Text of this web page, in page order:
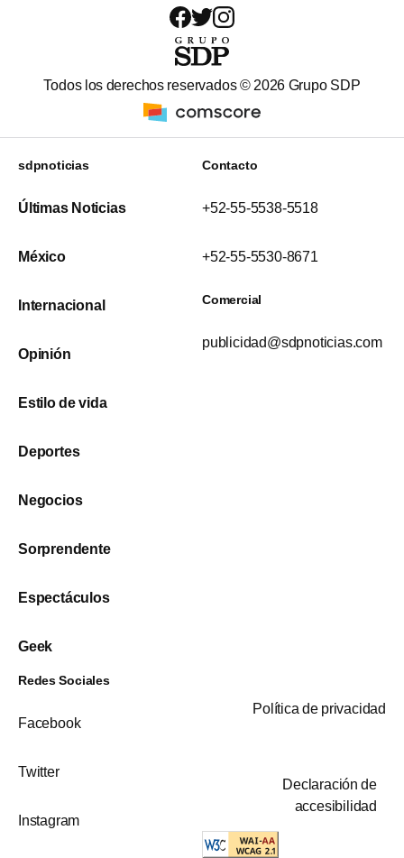
Todos los derechos reservados © 2026 Grupo SDP
sdpnoticias
Últimas Noticias
México
Internacional
Opinión
Estilo de vida
Deportes
Negocios
Sorprendente
Espectáculos
Geek
Contacto
+52-55-5538-5518
+52-55-5530-8671
Comercial
publicidad@sdpnoticias.com
Redes Sociales
Facebook
Twitter
Instagram
Política de privacidad
Declaración de
accesibilidad